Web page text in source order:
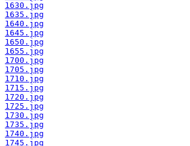
1630.jpg
1635.jpg
1640.jpg
1645.jpg
1650.jpg
1655.jpg
1700.jpg
1705.jpg
1710.jpg
1715.jpg
1720.jpg
1725.jpg
1730.jpg
1735.jpg
1740.jpg
1745.jpg